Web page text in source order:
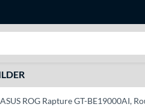
ASUS ROG Rapture GT-BE19000AI,